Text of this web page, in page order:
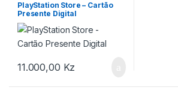
PlayStation Store – Cartão
Presente Digital
11.000,00 Kz